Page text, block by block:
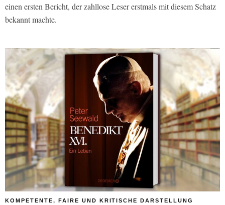
einen ersten Bericht, der zahllose Leser erstmals mit diesem Schatz
bekannt machte.
KOMPETENTE, FAIRE UND KRITISCHE DARSTELLUNG